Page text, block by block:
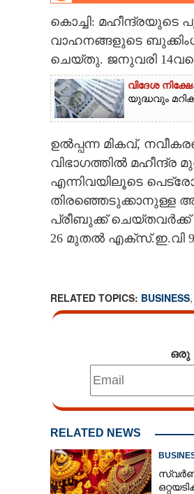
CARTOONS
LITERATURE
CONTACT US
കൊച്ചി:
വാഹനങ്ങളുടെ
ചെയ്തു. ജനുവരി
വിദേശ
യുദ്ധവും
ഉൽപ്പന്ന മികവ്,
വിഭാഗത്തിൽ
എന്നിവയിലൂടെ
തിരഞ്ഞെടുക്കാനുള്ള
പ്രീബുക്ക്
26 മുതൽ എക്‌സ്.ഇ.വി
RELATED TOPICS: BUSINESS,
ഒരു
RELATED NEWS